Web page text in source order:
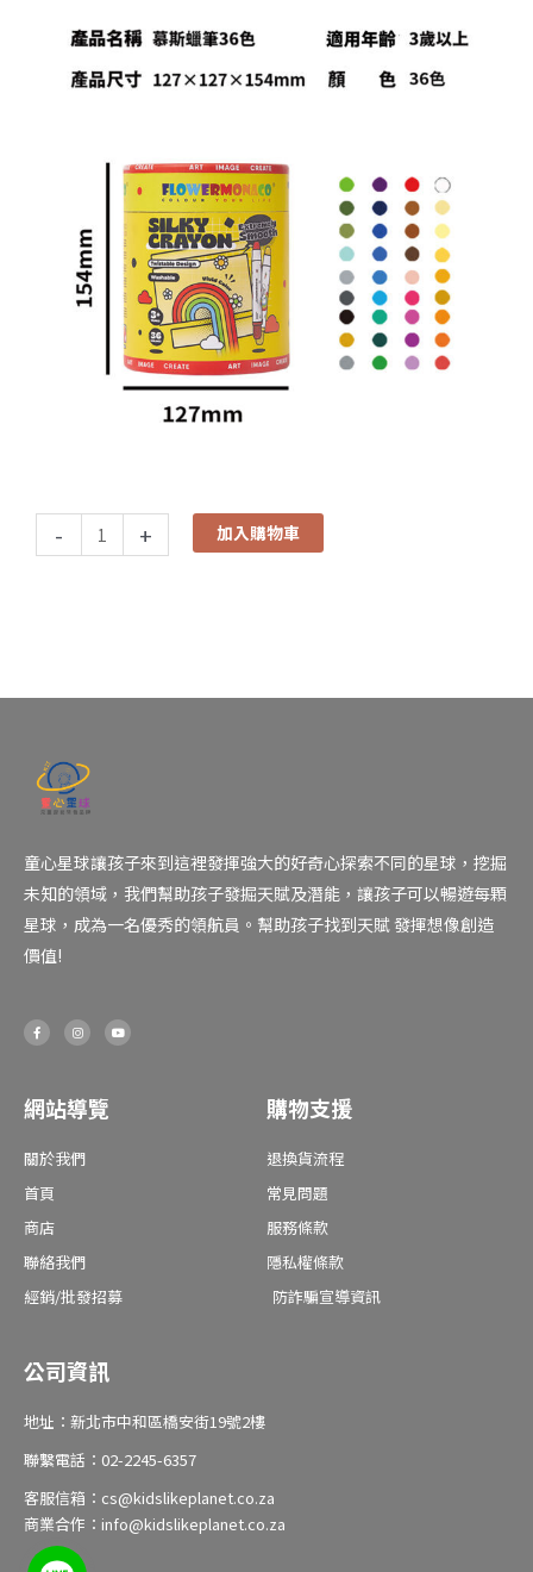
- + 加入購物車
童心星球讓孩子來到這裡發揮強大的好奇心探索不同的星球，挖掘
未知的領域，我們幫助孩子發掘天賦及潛能，讓孩子可以暢遊每顆
星球，成為一名優秀的領航員。幫助孩子找到天賦 發揮想像創造
價值!
F
a
c
k
-
I
n
s
a
m
Y
o
u
網站導覽
關於我們
首頁
商店
聯絡我們
經銷/批發招募
購物支援
退換貨流程
常見問題
服務條款
隱私權條款
防詐騙宣導資訊
公司資訊
地址：新北市中和區橋安街19號2樓
聯繫電話：02-2245-6357
客服信箱：cs@kidslikeplanet.co.za
商業合作：info@kidslikeplanet.co.za